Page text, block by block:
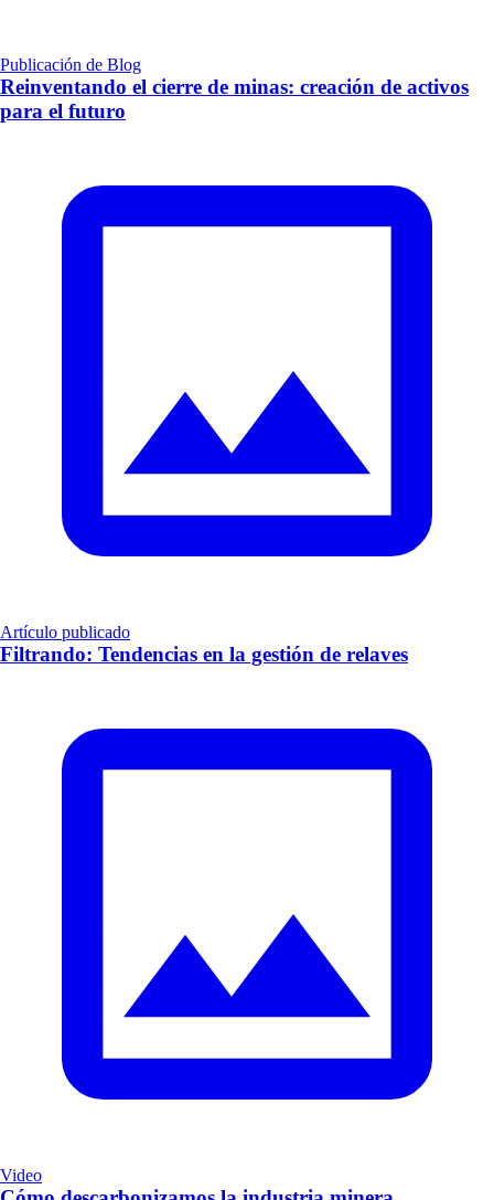
Publicación de Blog
Reinventando el cierre de minas: creación de activos
para el futuro
Artículo publicado
Filtrando: Tendencias en la gestión de relaves
Video